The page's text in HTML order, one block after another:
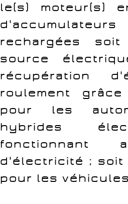
le(s) moteur(s)
rechargées
source
récupération
roulement
pour les
hybrides
fonctionnant
d'électricité ; soit
pour les